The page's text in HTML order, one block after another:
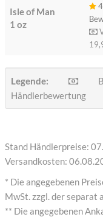
Isle of Man
1 oz
Legende:
Händlerbewertung
Stand Händlerpreise:
Versandkosten:
* Die angegebenen
MwSt. zzgl. der separat
** Die angegebenen